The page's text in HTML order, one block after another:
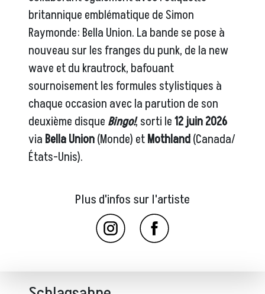
britannique emblématique de Simon
Raymonde: Bella Union. La bande se pose à
nouveau sur les franges du punk, de la new
wave et du krautrock, bafouant
sournoisement les formules stylistiques à
chaque occasion avec la parution de son
deuxième disque Bingo!, sorti le12 juin 2026
via Bella Union(Monde) etMothland(Canada/
États-Unis).
Plus d'infos sur l'artiste